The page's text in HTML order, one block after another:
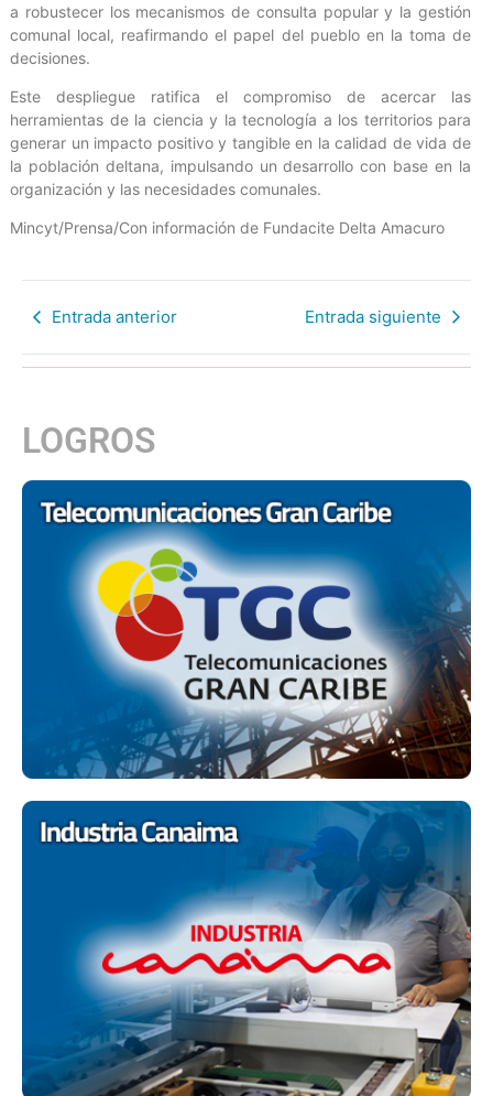
a robustecer los mecanismos de consulta popular y la gestión
comunal local, reafirmando el papel del pueblo en la toma de
decisiones.
Este despliegue ratifica el compromiso de acercar las
herramientas de la ciencia y la tecnología a los territorios para
generar un impacto positivo y tangible en la calidad de vida de
la población deltana, impulsando un desarrollo con base en la
organización y las necesidades comunales.
Mincyt/Prensa/Con información de Fundacite Delta Amacuro
Entrada anterior Entrada siguiente
LOGROS